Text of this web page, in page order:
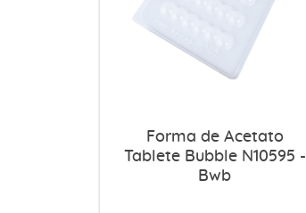
Forma de Acetato
Tablete Bubble N10595 -
Bwb